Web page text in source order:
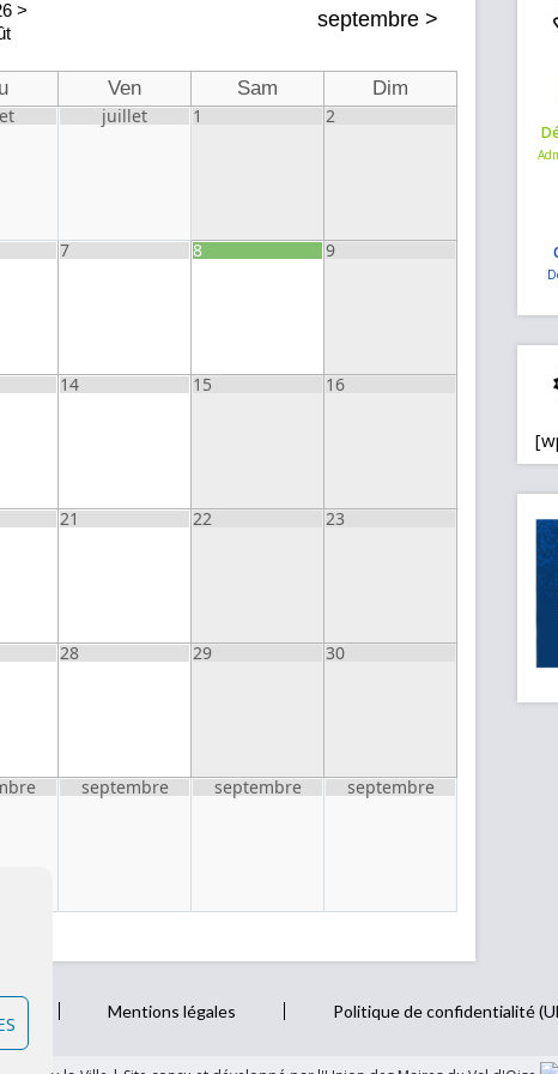
>
septembre >
Ven Sam
Dim
juillet 1 2
7 8 9
14 15 16
21 22 23
28 29 30
septembre septembre septembre
Mentions légales Politique de confidentialité